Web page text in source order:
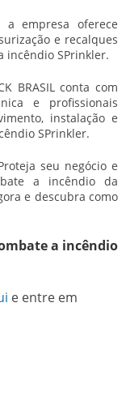
empresa oferece
e recalques
incêndio SPrinkler.
BRASIL conta com
e profissionais
instalação e
SPrinkler.
seu negócio e
a incêndio da
e descubra como
a incêndio
e entre em